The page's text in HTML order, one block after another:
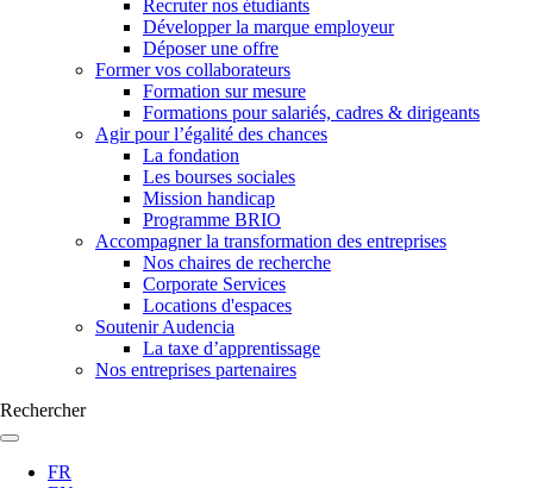
Recruter nos étudiants
Développer la marque employeur
Déposer une offre
Former vos collaborateurs
Formation sur mesure
Formations pour salariés, cadres & dirigeants
Agir pour l’égalité des chances
La fondation
Les bourses sociales
Mission handicap
Programme BRIO
Accompagner la transformation des entreprises
Nos chaires de recherche
Corporate Services
Locations d'espaces
Soutenir Audencia
La taxe d’apprentissage
Nos entreprises partenaires
Rechercher
FR